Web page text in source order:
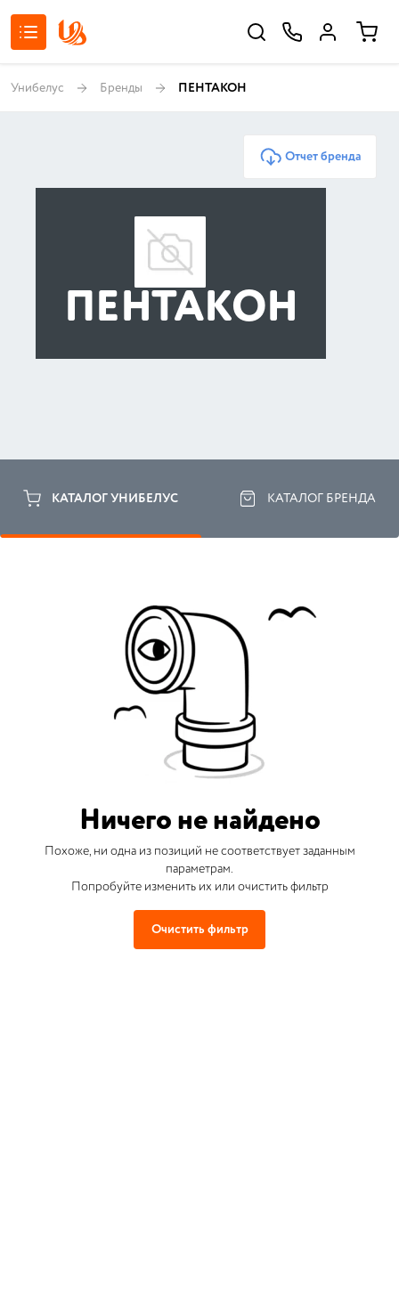
Унибелус Бренды ПЕНТАКОН
Отчет бренда
ПЕНТАКОН
КАТАЛОГ УНИБЕЛУС КАТАЛОГ БРЕНДА
Ничего не найдено
Похоже, ни одна из позиций не соответствует заданным
параметрам.
Попробуйте изменить их или очистить фильтр
Очистить фильтр